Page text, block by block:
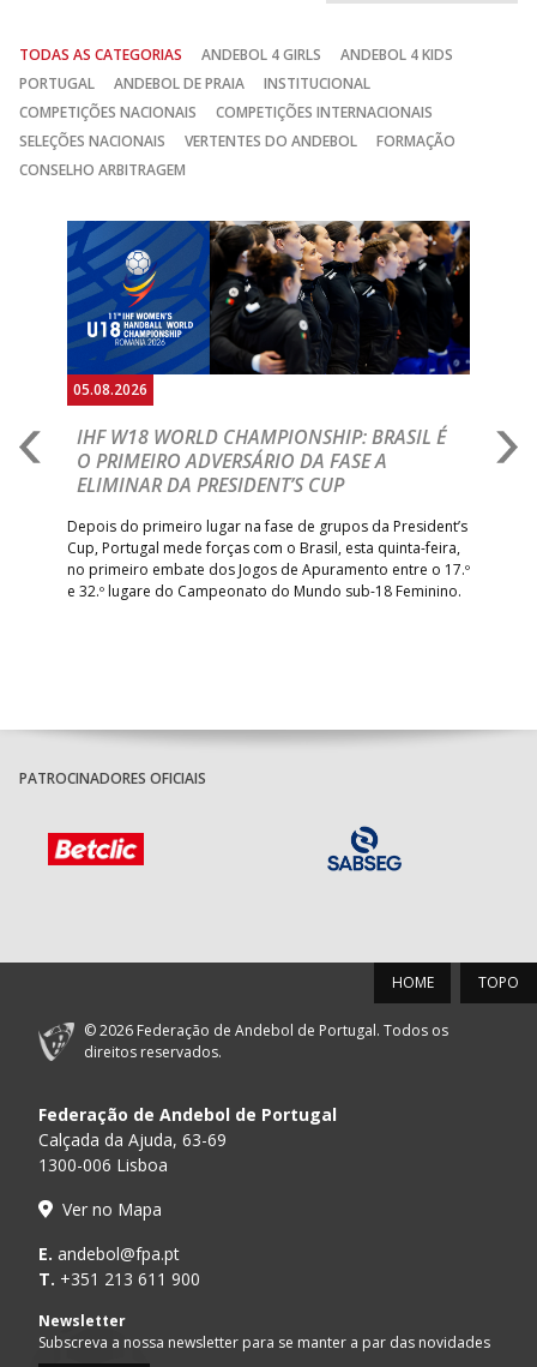
TODAS AS CATEGORIAS ANDEBOL 4 GIRLS
ANDEBOL 4 KIDS
PORTUGAL
ANDEBOL DE PRAIA
INSTITUCIONAL
COMPETIÇÕES NACIONAIS
COMPETIÇÕES INTERNACIONAIS
SELEÇÕES NACIONAIS
VERTENTES DO ANDEBOL
FORMAÇÃO
CONSELHO ARBITRAGEM
05.08.2026
IHF W18 WORLD CHAMPIONSHIP: BRASIL É
O PRIMEIRO ADVERSÁRIO DA FASE A
ELIMINAR DA PRESIDENT’S CUP
Depois do primeiro lugar na fase de grupos da President’s
Cup, Portugal mede forças com o Brasil, esta quinta-feira,
no primeiro embate dos Jogos de Apuramento entre o 17.º
e 32.º lugare do Campeonato do Mundo sub-18 Feminino.
Anterior
PATROCINADORES OFICIAIS
TOPO
HOME
© 2026 Federação de Andebol de Portugal. Todos os
direitos reservados.
Federação de Andebol de Portugal
Calçada da Ajuda, 63-69
1300-006 Lisboa
Ver no Mapa
E. andebol@fpa.pt
T. +351 213 611 900
Newsletter
Subscreva a nossa newsletter para se manter a par das novidades